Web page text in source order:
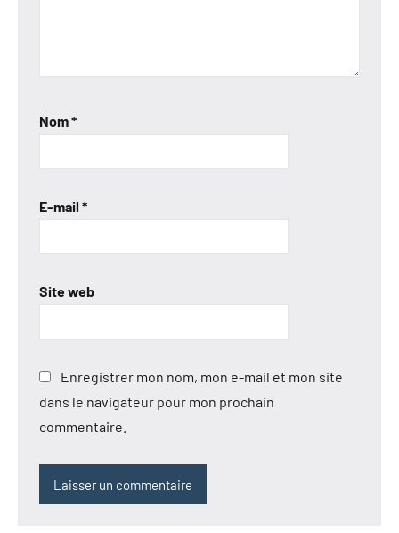
Nom*
E-mail *
Site web
Enregistrer mon nom, mon e-mail et mon site
dans le navigateur pour mon prochain
commentaire.